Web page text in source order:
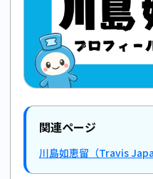
関連ページ
川島如恵留（Travis